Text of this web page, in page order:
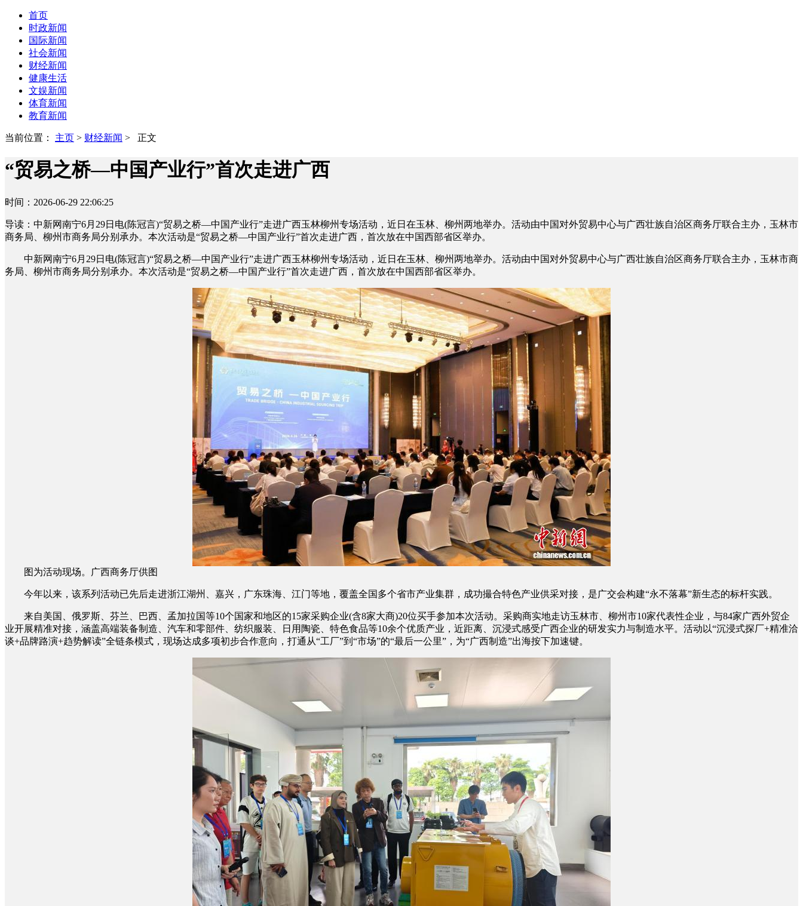
首页
时政新闻
国际新闻
社会新闻
财经新闻
健康生活
文娱新闻
体育新闻
教育新闻
当前位置： 主页 > 财经新闻 > 正文
“贸易之桥—中国产业行”首次走进广西
时间：2026-06-29 22:06:25
导读：中新网南宁6月29日电(陈冠言)“贸易之桥—中国产业行”走进广西玉林柳州专场活动，近日在玉林、柳州两地举办。活动由中国对外贸易中心与广西壮族自治区商务厅联合主办，玉林市
商务局、柳州市商务局分别承办。本次活动是“贸易之桥—中国产业行”首次走进广西，首次放在中国西部省区举办。
中新网南宁6月29日电(陈冠言)“贸易之桥—中国产业行”走进广西玉林柳州专场活动，近日在玉林、柳州两地举办。活动由中国对外贸易中心与广西壮族自治区商务厅联合主办，玉林市商
务局、柳州市商务局分别承办。本次活动是“贸易之桥—中国产业行”首次走进广西，首次放在中国西部省区举办。
图为活动现场。广西商务厅供图
今年以来，该系列活动已先后走进浙江湖州、嘉兴，广东珠海、江门等地，覆盖全国多个省市产业集群，成功撮合特色产业供采对接，是广交会构建“永不落幕”新生态的标杆实践。
来自美国、俄罗斯、芬兰、巴西、孟加拉国等10个国家和地区的15家采购企业(含8家大商)20位买手参加本次活动。采购商实地走访玉林市、柳州市10家代表性企业，与84家广西外贸企
业开展精准对接，涵盖高端装备制造、汽车和零部件、纺织服装、日用陶瓷、特色食品等10余个优质产业，近距离、沉浸式感受广西企业的研发实力与制造水平。活动以“沉浸式探厂+精准洽
谈+品牌路演+趋势解读”全链条模式，现场达成多项初步合作意向，打通从“工厂”到“市场”的“最后一公里”，为“广西制造”出海按下加速键。